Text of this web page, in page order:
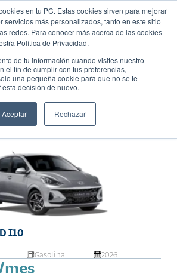
en tu PC. Estas cookies sirven para mejorar
servicios más personalizados, tanto en este sitio
redes. Para conocer más acerca de las cookies
Política de Privacidad.
de tu información cuando visites nuestro
el fin de cumplir con tus preferencias,
una pequeña cookie para que no se te
decisión de nuevo.
Aceptar Rechazar
de 16
Ordenar por:Precio: Menor a Mayor
I10
Gasolina 2026
mes